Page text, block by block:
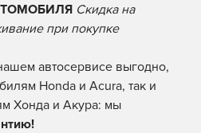
Скидка на
при покупке
автосервисе выгодно,
Honda и Acura, так и
Хонда и Акура: мы